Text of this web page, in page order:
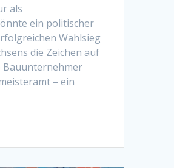
als
ein politischer
Wahlsieg
die Zeichen auf
Bauunternehmer
– ein